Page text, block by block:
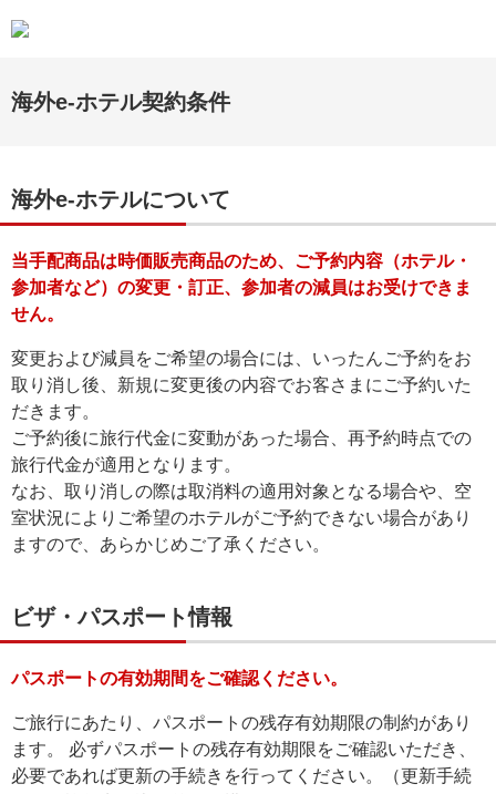
海外e-ホテル契約条件
海外e-ホテルについて
当手配商品は時価販売商品のため、ご予約内容（ホテル・
参加者など）の変更・訂正、参加者の減員はお受けできま
せん。
変更および減員をご希望の場合には、いったんご予約をお
取り消し後、新規に変更後の内容でお客さまにご予約いた
だきます。
ご予約後に旅行代金に変動があった場合、再予約時点での
旅行代金が適用となります。
なお、取り消しの際は取消料の適用対象となる場合や、空
室状況によりご希望のホテルがご予約できない場合があり
ますので、あらかじめご了承ください。
ビザ・パスポート情報
パスポートの有効期間をご確認ください。
ご旅行にあたり、パスポートの残存有効期限の制約があり
ます。 必ずパスポートの残存有効期限をご確認いただき、
必要であれば更新の手続きを行ってください。（更新手続